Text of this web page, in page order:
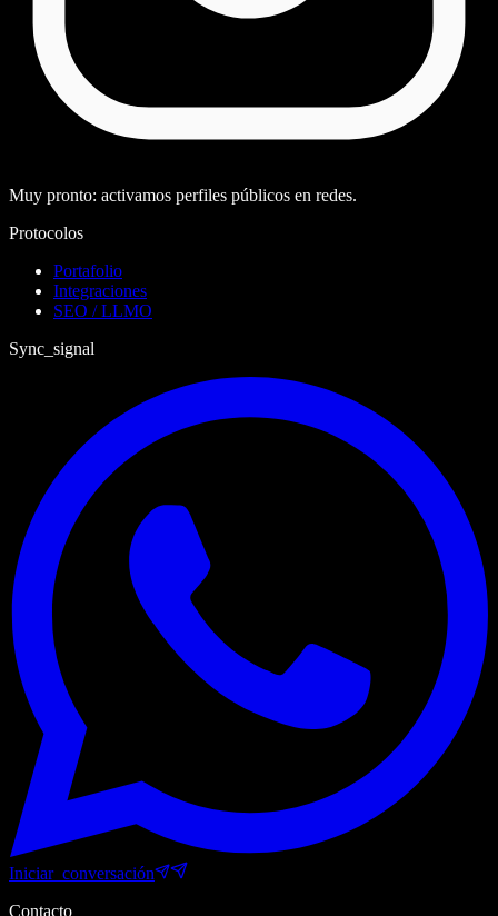
Muy pronto: activamos perfiles públicos en redes.
Protocolos
Portafolio
Integraciones
SEO / LLMO
Sync_signal
Iniciar_conversación
Contacto